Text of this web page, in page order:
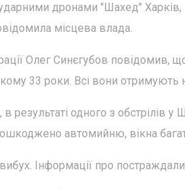
ударними дронами "Шахед"
місцева влада.
Олег Синєгубов повідомив,
33 роки. Всі вони
результаті одного з обстрілів
автомийню, вікна
Інформації про